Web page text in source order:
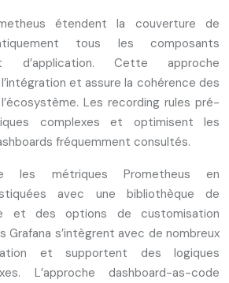
étendent la couverture de
tous les composants
d’application. Cette approche
et assure la cohérence des
Les recording rules pré-
complexes et optimisent les
fréquemment consultés.
les métriques Prometheus en
avec une bibliothèque de
et des options de customisation
Grafana s’intègrent avec de nombreux
et supportent des logiques
L’approche dashboard-as-code